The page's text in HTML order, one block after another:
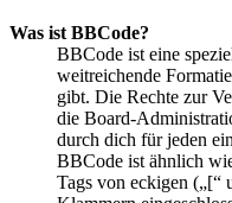
Was ist BBCode?
BBCode ist eine
weitreichende
gibt. Die Rechte zur
die Board-
durch dich für jeden
BBCode ist ähnlich
Tags von eckigen („[“